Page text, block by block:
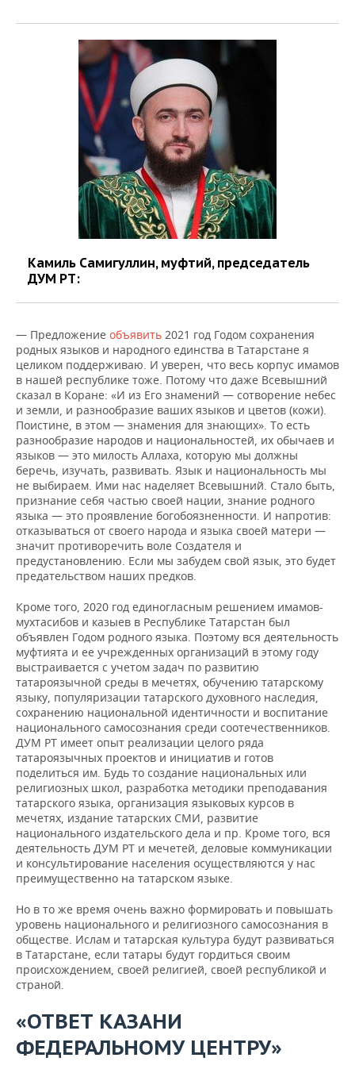
Камиль Самигуллин, муфтий, председатель
ДУМ РТ:
— Предложение объявить 2021 год Годом сохранения
родных языков и народного единства в Татарстане я
целиком поддерживаю. И уверен, что весь корпус имамов
в нашей республике тоже. Потому что даже Всевышний
сказал в Коране: «И из Его знамений — сотворение небес
и земли, и разнообразие ваших языков и цветов (кожи).
Поистине, в этом — знамения для знающих». То есть
разнообразие народов и национальностей, их обычаев и
языков — это милость Аллаха, которую мы должны
беречь, изучать, развивать. Язык и национальность мы
не выбираем. Ими нас наделяет Всевышний. Стало быть,
признание себя частью своей нации, знание родного
языка — это проявление богобоязненности. И напротив:
отказываться от своего народа и языка своей матери —
значит противоречить воле Создателя и
предустановлению. Если мы забудем свой язык, это будет
предательством наших предков.
Кроме того, 2020 год единогласным решением имамов-
мухтасибов и казыев в Республике Татарстан был
объявлен Годом родного языка. Поэтому вся деятельность
муфтията и ее учрежденных организаций в этому году
выстраивается с учетом задач по развитию
татароязычной среды в мечетях, обучению татарскому
языку, популяризации татарского духовного наследия,
сохранению национальной идентичности и воспитание
национального самосознания среди соотечественников.
ДУМ РТ имеет опыт реализации целого ряда
татароязычных проектов и инициатив и готов
поделиться им. Будь то создание национальных или
религиозных школ, разработка методики преподавания
татарского языка, организация языковых курсов в
мечетях, издание татарских СМИ, развитие
национального издательского дела и пр. Кроме того, вся
деятельность ДУМ РТ и мечетей, деловые коммуникации
и консультирование населения осуществляются у нас
преимущественно на татарском языке.
Но в то же время очень важно формировать и повышать
уровень национального и религиозного самосознания в
обществе. Ислам и татарская культура будут развиваться
в Татарстане, если татары будут гордиться своим
происхождением, своей религией, своей республикой и
страной.
«ОТВЕТ КАЗАНИ
ФЕДЕРАЛЬНОМУ ЦЕНТРУ»